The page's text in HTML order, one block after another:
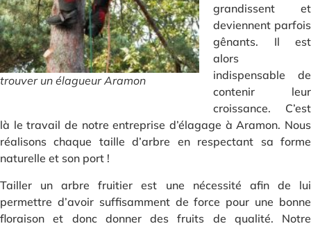
trouver un élagueur Aramon
grandissent et
deviennent parfois
gênants. Il est
alors
indispensable de
contenir leur
croissance. C’est
là le travail de notre entreprise d’élagage à Aramon. Nous
réalisons chaque taille d’arbre en respectant sa forme
naturelle et son port !
Tailler un arbre fruitier est une nécessité afin de lui
permettre d’avoir suffisamment de force pour une bonne
floraison et donc donner des fruits de qualité. Notre